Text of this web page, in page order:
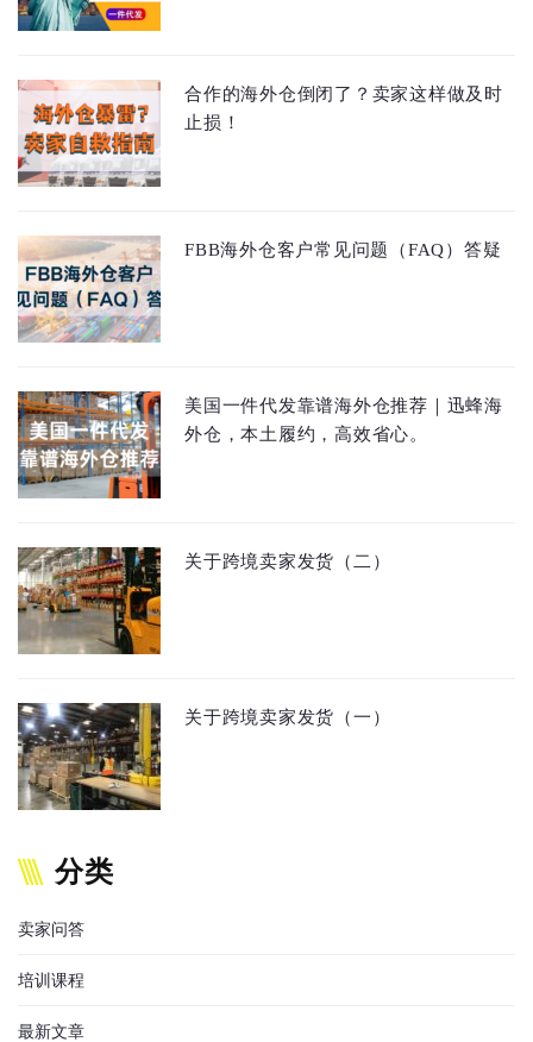
合作的海外仓倒闭了？卖家这样做及时
止损！
FBB海外仓客户常见问题（FAQ）答疑
美国一件代发靠谱海外仓推荐｜迅蜂海
外仓，本土履约，高效省心。
关于跨境卖家发货（二）
关于跨境卖家发货（一）
分类
卖家问答
培训课程
最新文章